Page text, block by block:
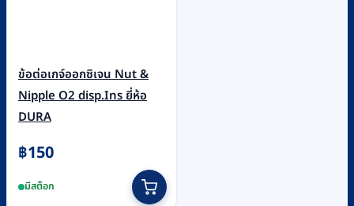
ข้อต่อเกจ์ออกซิเจน Nut &
Nipple O2 disp.Ins ยี่ห้อ
DURA
฿150
มีสต็อก